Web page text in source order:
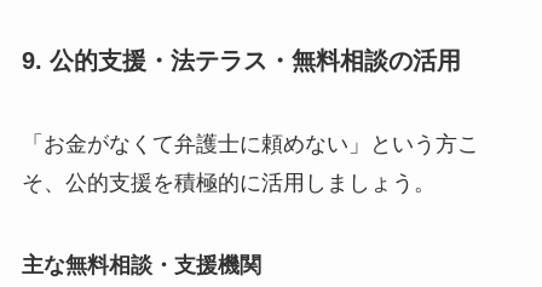
9. 公的支援・法テラス・無料相談の活用
「お金がなくて弁護士に頼めない」という方こ
そ、公的支援を積極的に活用しましょう。
主な無料相談・支援機関